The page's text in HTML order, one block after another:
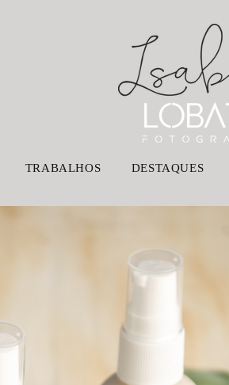
TRABALHOS DESTAQUES